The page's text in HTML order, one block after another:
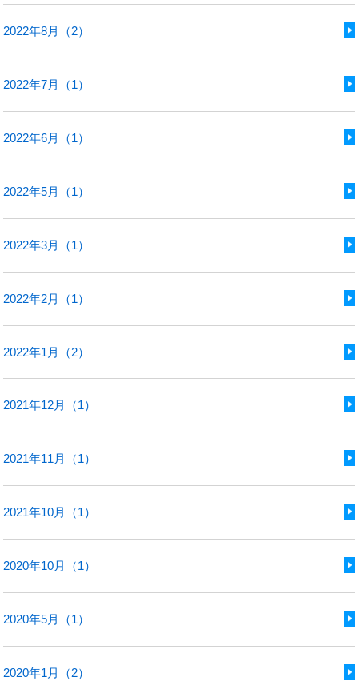
2022年8月（2）
2022年7月（1）
2022年6月（1）
2022年5月（1）
2022年3月（1）
2022年2月（1）
2022年1月（2）
2021年12月（1）
2021年11月（1）
2021年10月（1）
2020年10月（1）
2020年5月（1）
2020年1月（2）